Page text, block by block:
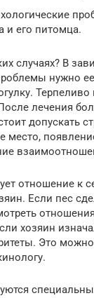
и его питомца.
случаях? В
нужно
Терпеливо
лечения
допускать
место,
отношение к
Если пес
хозяин
Это